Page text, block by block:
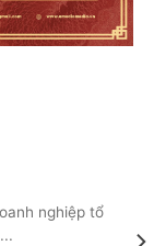
nghiệp tổ